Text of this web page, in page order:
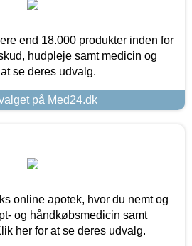
end 18.000 produkter inden for
hudpleje samt medicin og
se deres udvalg.
på Med24.dk
online apotek, hvor du nemt og
og håndkøbsmedicin samt
her for at se deres udvalg.